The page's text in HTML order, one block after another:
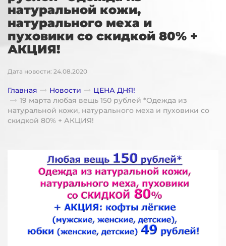
натуральной кожи,
натурального меха и
пуховики со скидкой 80% +
АКЦИЯ!
Дата новости: 24.08.2020
Главная Новости
ЦЕНА ДНЯ!
19 марта любая вещь 150 рублей *Одежда из
натуральной кожи, натурального меха и пуховики со
скидкой 80% + АКЦИЯ!